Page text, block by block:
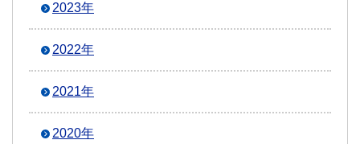
2023年
2022年
2021年
2020年